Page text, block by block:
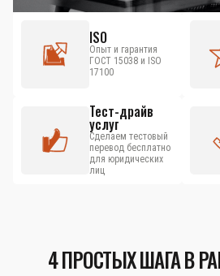
ISO
Опыт и гарантия
ГОСТ 15038 и ISO
17100
Тест-драйв
услуг
Сделаем тестовый
перевод бесплатно
для юридических
лиц
4 ПРОСТЫХ ШАГА В